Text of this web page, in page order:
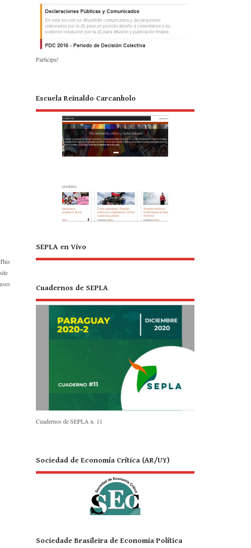
This
site
uses
Participa!
Escuela Reinaldo Carcanholo
SEPLA en Vivo
Cuadernos de SEPLA
Cuadernos de SEPLA n. 11
Sociedad de Economía Crítica (AR/UY)
Sociedade Brasileira de Economia Política